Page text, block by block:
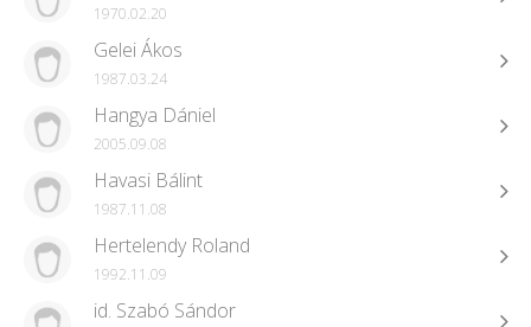
1970.02.20
Gelei Ákos
1987.03.24
Hangya Dániel
2005.09.08
Havasi Bálint
1987.11.08
Hertelendy Roland
1992.11.09
id. Szabó Sándor